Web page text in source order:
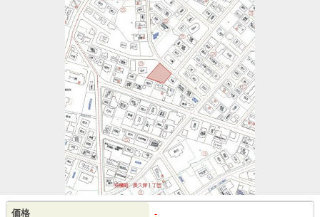
価格 -